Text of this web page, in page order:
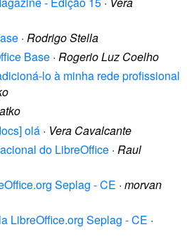
· Rodrigo Stella
Base · Rogerio Luz Coelho
lo à minha rede profissional
olá · Vera Cavalcante
do LibreOffice · Raul
Seplag - CE · morvan
LibreOffice.org Seplag - CE ·